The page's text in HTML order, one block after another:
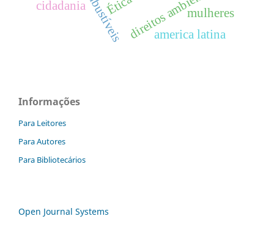
cidadania
america latina
mulheres
Informações
Para Leitores
Para Autores
Para Bibliotecários
Open Journal Systems